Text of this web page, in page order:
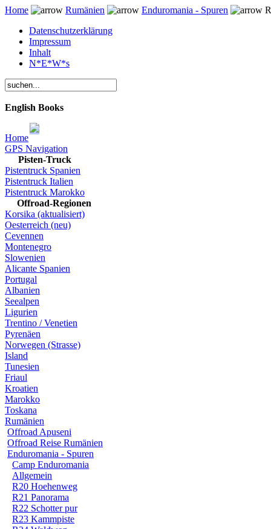
Home Rumänien Enduromania - Spuren
Datenschutzerklärung
Impressum
Inhalt
N*E*W*s
English Books
Home
GPS Navigation
Pisten-Truck
Pistentruck Spanien
Pistentruck Italien
Pistentruck Marokko
Offroad-Regionen
Korsika (aktualisiert)
Oesterreich (neu)
Cevennen
Montenegro
Slowenien
Alicante Spanien
Portugal
Albanien
Seealpen
Ligurien
Trentino / Venetien
Pyrenäen
Norwegen (Strasse)
Island
Tunesien
Friaul
Kroatien
Marokko
Toskana
Rumänien
Offroad Apuseni
Offroad Reise Rumänien
Enduromania - Spuren
Camp Enduromania
Allgemein
R20 Hoehenweg
R21 Panorama
R22 Schotter pur
R23 Kammpiste